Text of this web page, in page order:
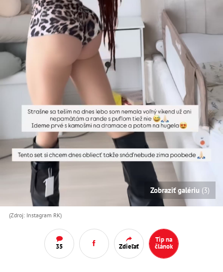
Zobraziť galériu (3)
(Zdroj: Instagram RK)
35 Zdieľať
Tip na
článok